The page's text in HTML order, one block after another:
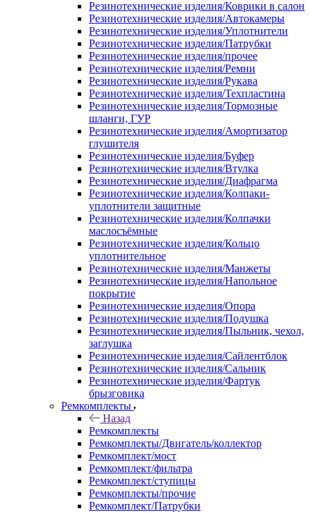
Резинотехнические изделия/Коврики в салон
Резинотехнические изделия/Автокамеры
Резинотехнические изделия/Уплотнители
Резинотехнические изделия/Патрубки
Резинотехнические изделия/прочее
Резинотехнические изделия/Ремни
Резинотехнические изделия/Рукава
Резинотехнические изделия/Техпластина
Резинотехнические изделия/Тормозные
шланги, ГУР
Резинотехнические изделия/Амортизатор
глушителя
Резинотехнические изделия/Буфер
Резинотехнические изделия/Втулка
Резинотехнические изделия/Диафрагма
Резинотехнические изделия/Колпаки-
уплотнители защитные
Резинотехнические изделия/Колпачки
маслосъёмные
Резинотехнические изделия/Кольцо
уплотнительное
Резинотехнические изделия/Манжеты
Резинотехнические изделия/Напольное
покрытие
Резинотехнические изделия/Опора
Резинотехнические изделия/Подушка
Резинотехнические изделия/Пыльник, чехол,
заглушка
Резинотехнические изделия/Сайлентблок
Резинотехнические изделия/Сальник
Резинотехнические изделия/Фартук
брызговика
Ремкомплекты
Назад
Ремкомплекты
Ремкомплекты/Двигатель/коллектор
Ремкомплект/мост
Ремкомплект/фильтра
Ремкомплект/ступицы
Ремкомплекты/прочие
Ремкомплект/Патрубки